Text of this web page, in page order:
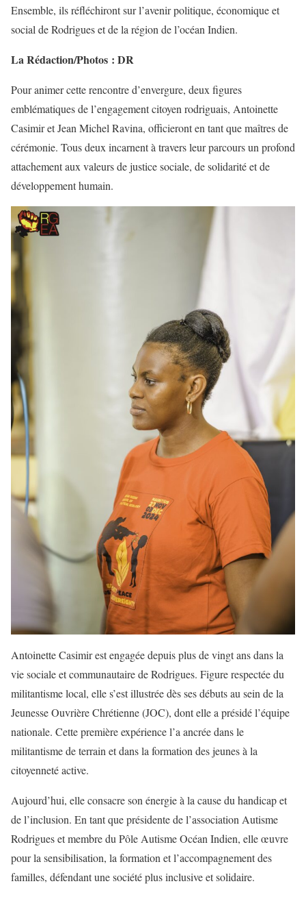
Ensemble, ils réfléchiront sur l’avenir politique, économique et
social de Rodrigues et de la région de l’océan Indien.
La Rédaction/Photos : DR
Pour animer cette rencontre d’envergure, deux figures
emblématiques de l’engagement citoyen rodriguais, Antoinette
Casimir et Jean Michel Ravina, officieront en tant que maîtres de
cérémonie. Tous deux incarnent à travers leur parcours un profond
attachement aux valeurs de justice sociale, de solidarité et de
développement humain.
Antoinette Casimir est engagée depuis plus de vingt ans dans la
vie sociale et communautaire de Rodrigues. Figure respectée du
militantisme local, elle s’est illustrée dès ses débuts au sein de la
Jeunesse Ouvrière Chrétienne (JOC), dont elle a présidé l’équipe
nationale. Cette première expérience l’a ancrée dans le
militantisme de terrain et dans la formation des jeunes à la
citoyenneté active.
Aujourd’hui, elle consacre son énergie à la cause du handicap et
de l’inclusion. En tant que présidente de l’association Autisme
Rodrigues et membre du Pôle Autisme Océan Indien, elle œuvre
pour la sensibilisation, la formation et l’accompagnement des
familles, défendant une société plus inclusive et solidaire.